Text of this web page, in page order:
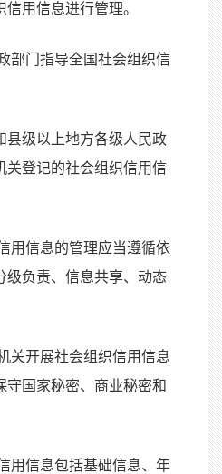
用信息进行管理。
部门指导全国社会组织信
县级以上地方各级人民政
关登记的社会组织信用信
用信息的管理应当遵循依
级负责、信息共享、动态
关开展社会组织信用信息
守国家秘密、商业秘密和
用信息包括基础信息、年